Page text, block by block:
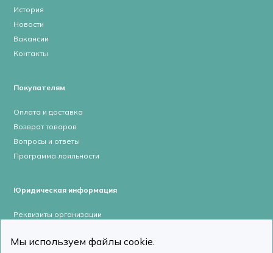
История
Новости
Вакансии
Контакты
Покупателям
Оплата и доставка
Возврат товаров
Вопросы и ответы
Программа лояльности
Юридическая информация
Реквизиты организации
Пользовательское соглашение
Мы используем файлы cookie.